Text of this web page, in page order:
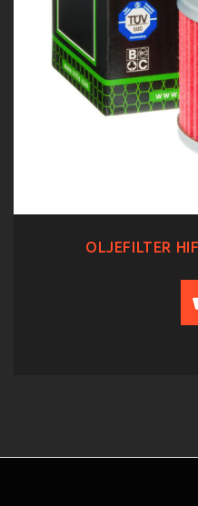
OLJEFILTER